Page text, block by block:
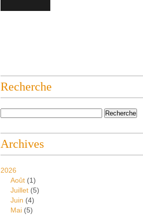
Recherche
Archives
2026
Août (1)
Juillet (5)
Juin (4)
Mai (5)